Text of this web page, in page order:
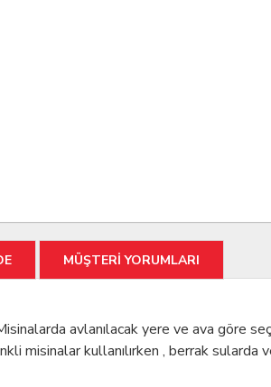
MÜŞTERİ YORUMLARI
avlanılacak yere ve ava göre
misinalar kullanılırken , berrak sularda